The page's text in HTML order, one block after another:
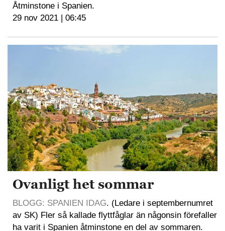
Åtminstone i Spanien.
29 nov 2021 | 06:45
Ovanligt het sommar
BLOGG: SPANIEN IDAG. (Ledare i septembernumret
av SK) Fler så kallade flyttfåglar än någonsin förefaller
ha varit i Spanien åtminstone en del av sommaren.